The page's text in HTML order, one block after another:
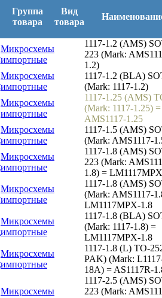
Группа
товара
Вид
товара
Микросхемы
импортные
1117-1.2 (AMS)
223 (Mark:
1.2)
Микросхемы
импортные
1117-1.2 (BLA)
(Mark: 1117-1.2)
Микросхемы
импортные
1117-1.25 (AMS)
(Mark: 1117-1.25) =
AMS1117-1.25
Микросхемы
импортные
1117-1.5 (AMS)
(Mark: AMS1117-
Микросхемы
импортные
1117-1.8 (AMS)
223 (Mark:
1.8) =
Микросхемы
импортные
1117-1.8 (AMS)
(Mark: AMS1117-
LM1117MPX-1.8
Микросхемы
импортные
1117-1.8 (BLA)
(Mark: 1117-1.8) =
LM1117MPX-1.8
Микросхемы
импортные
1117-1.8 (L) TO-
PAK) (Mark:
18A) = AS1117R-
Микросхемы
1117-2.5 (AMS)
223 (Mark: